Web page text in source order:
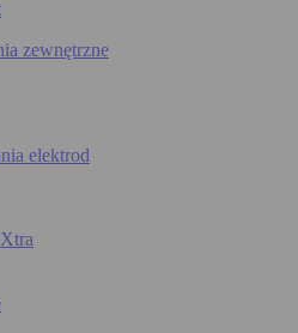
zewnętrzne
elektrod